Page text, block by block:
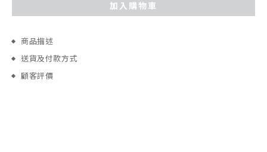
加入購物車
商品描述
送貨及付款方式
顧客評價